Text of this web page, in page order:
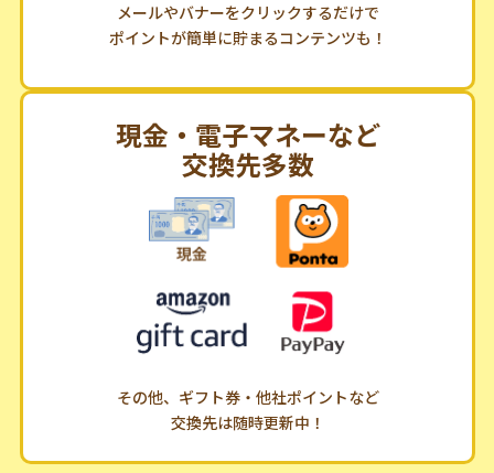
メールやバナーをクリックするだけで
ポイントが簡単に貯まるコンテンツも！
現金・電子マネーなど
交換先多数
その他、ギフト券・他社ポイントなど
交換先は随時更新中！